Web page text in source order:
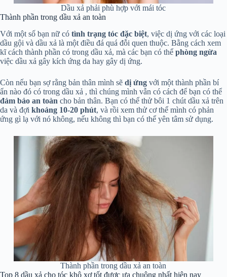
Dầu xả phải phù hợp với mái tóc
Thành phần trong dầu xả an toàn
Với một số bạn nữ có tình trạng tóc đặc biệt, việc dị ứng với các loại
dầu gội và dầu xả là một điều đá quá đỗi quen thuộc. Bằng cách xem
kĩ cách thành phần có trong dầu xả, mà các bạn có thể phòng ngừa
việc dầu xả gây kích ứng da hay gây dị ứng.
Còn nếu bạn sợ rằng bản thân mình sẽ dị ứng với một thành phần bí
ẩn nào đó có trong dầu xả , thì chúng mình vẫn có cách để bạn có thể
đảm bảo an toàn cho bản thân. Bạn có thể thử bôi 1 chút dầu xả trên
da và đợi khoảng 10-20 phút, và rồi xem thử cơ thể mình có phản
ứng gì lạ với nó không, nếu không thì bạn có thể yên tâm sử dụng.
Thành phần trong dầu xả an toàn
Top 8 dầu xả cho tóc khô xơ tốt được ưa chuộng nhất hiện nay